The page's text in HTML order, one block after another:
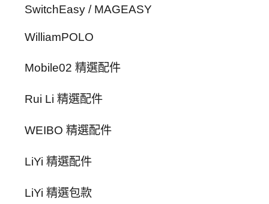
SwitchEasy / MAGEASY
WilliamPOLO
Mobile02 精選配件
Rui Li 精選配件
WEIBO 精選配件
LiYi 精選配件
LiYi 精選包款